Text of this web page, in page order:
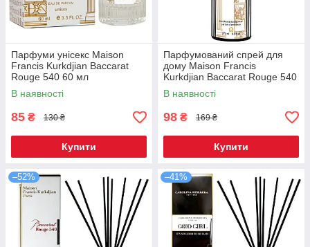
Парфуми унісекс Maison
Francis Kurkdjian Baccarat
Rouge 540 60 мл
В наявності
85 ₴ 130 ₴
Купити
Парфумований спрей для
дому Maison Francis
Kurkdjian Baccarat Rouge 540
Brand Collection 275 мл
В наявності
98 ₴ 169 ₴
Купити
–52% –41%